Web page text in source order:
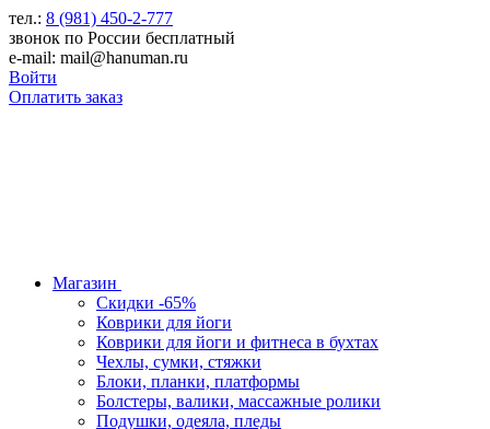
тел.: 8 (981) 450-2-777
звонок по России бесплатный
e-mail: mail@hanuman.ru
Войти
Оплатить заказ
Магазин
Скидки -65%
Коврики для йоги
Коврики для йоги и фитнеса в бухтах
Чехлы, сумки, стяжки
Блоки, планки, платформы
Болстеры, валики, массажные ролики
Подушки, одеяла, пледы